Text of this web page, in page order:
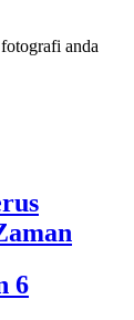
anda
6